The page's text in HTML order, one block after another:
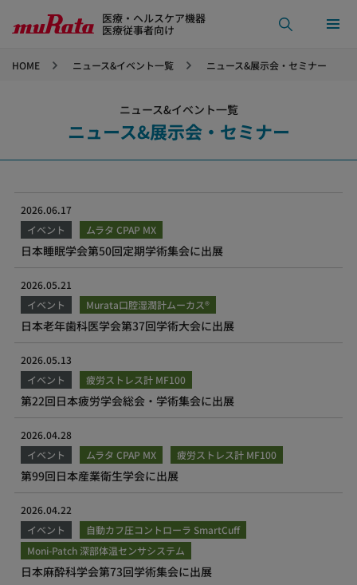
医療・ヘルスケア機器
医療従事者向け
HOME ニュース&イベント一覧 ニュース&展示会・セミナー
ニュース&イベント一覧
ニュース&展示会・セミナー
2026.06.17
イベント
ムラタ CPAP MX
日本睡眠学会第50回定期学術集会に出展
2026.05.21
イベント
Murata口腔湿潤計ムーカス®
日本老年歯科医学会第37回学術大会に出展
2026.05.13
イベント
疲労ストレス計 MF100
第22回日本疲労学会総会・学術集会に出展
2026.04.28
イベント
ムラタ CPAP MX 疲労ストレス計 MF100
第99回日本産業衛生学会に出展
2026.04.22
イベント
自動カフ圧コントローラ SmartCuff
Moni-Patch 深部体温センサシステム
日本麻酔科学会第73回学術集会に出展